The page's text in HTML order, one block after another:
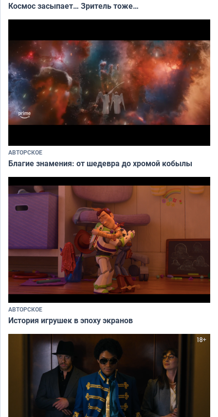
Космос засыпает… Зритель тоже…
АВТОРСКОЕ
Благие знамения: от шедевра до хромой кобылы
АВТОРСКОЕ
История игрушек в эпоху экранов